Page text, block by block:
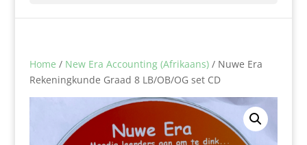
Home / New Era Accounting (Afrikaans)/ Nuwe Era
Rekeningkunde Graad 8 LB/OB/OG set CD